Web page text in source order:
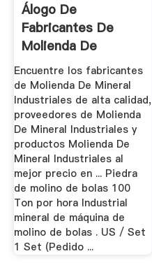
Álogo De
Fabricantes De
Molienda De
Mineral ...
Encuentre los fabricantes
de Molienda De Mineral
Industriales de alta calidad,
proveedores de Molienda
De Mineral Industriales y
productos Molienda De
Mineral Industriales al
mejor precio en ... Piedra
de molino de bolas 100
Ton por hora Industrial
mineral de máquina de
molino de bolas . US / Set
1 Set (Pedido ...